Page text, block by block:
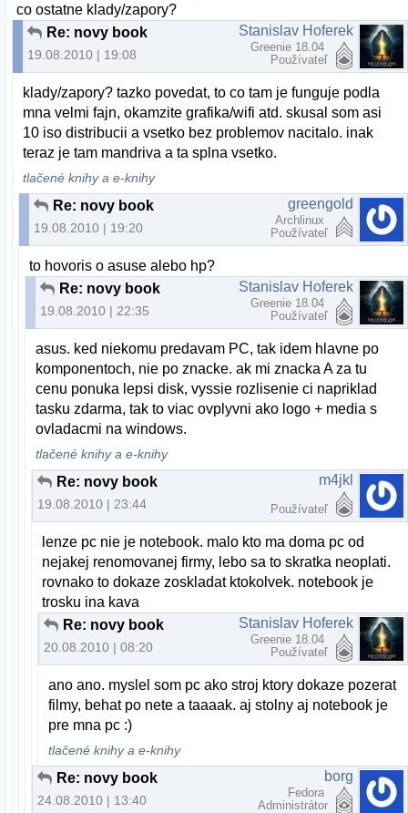
co ostatne klady/zapory?
Re: novy book
19.08.2010 | 19:08
Stanislav Hoferek
Greenie 18.04
Používateľ
klady/zapory? tazko povedat, to co tam je funguje podla
mna velmi fajn, okamzite grafika/wifi atd. skusal som asi
10 iso distribucii a vsetko bez problemov nacitalo. inak
teraz je tam mandriva a ta splna vsetko.
tlačené knihy a e-knihy
Re: novy book
19.08.2010 | 19:20
greengold
Archlinux
Používateľ
to hovoris o asuse alebo hp?
Re: novy book
19.08.2010 | 22:35
Stanislav Hoferek
Greenie 18.04
Používateľ
asus. ked niekomu predavam PC, tak idem hlavne po
komponentoch, nie po znacke. ak mi znacka A za tu
cenu ponuka lepsi disk, vyssie rozlisenie ci napriklad
tasku zdarma, tak to viac ovplyvni ako logo + media s
ovladacmi na windows.
tlačené knihy a e-knihy
Re: novy book
19.08.2010 | 23:44
m4jkl
Používateľ
lenze pc nie je notebook. malo kto ma doma pc od
nejakej renomovanej firmy, lebo sa to skratka neoplati.
rovnako to dokaze zoskladat ktokolvek. notebook je
trosku ina kava
Re: novy book
20.08.2010 | 08:20
Stanislav Hoferek
Greenie 18.04
Používateľ
ano ano. myslel som pc ako stroj ktory dokaze pozerat
filmy, behat po nete a taaaak. aj stolny aj notebook je
pre mna pc :)
tlačené knihy a e-knihy
Re: novy book
24.08.2010 | 13:40
borg
Fedora
Administrátor